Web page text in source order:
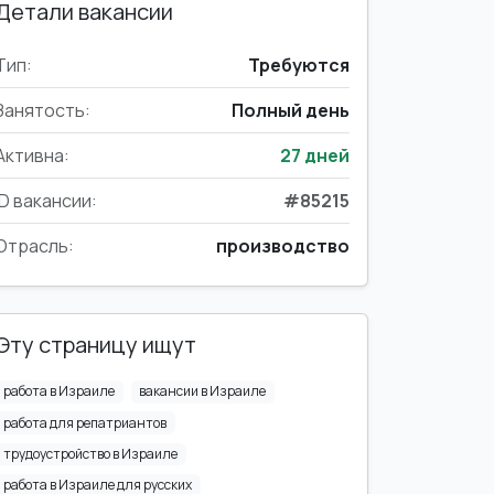
вакансии
Требуются
Полный день
27 дней
вакансии:
#85215
производство
страницу ищут
работа в Израиле
вакансии в Израиле
работа для репатриантов
трудоустройство в Израиле
работа в Израиле для русских